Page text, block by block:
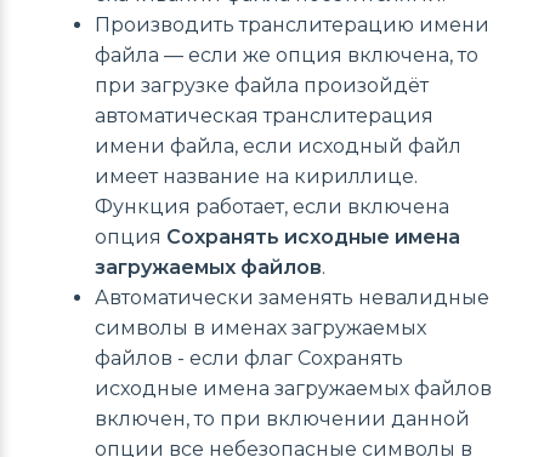
Производить транслитерацию имени
файла — если же опция включена, то
при загрузке файла произойдёт
автоматическая транслитерация
имени файла, если исходный файл
имеет название на кириллице.
Функция работает, если включена
опция Сохранять исходные имена
загружаемых файлов.
Автоматически заменять невалидные
символы в именах загружаемых
файлов - если флаг Сохранять
исходные имена загружаемых файлов
включен, то при включении данной
опции все небезопасные символы в